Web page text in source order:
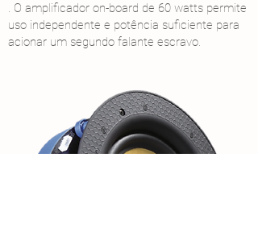
. O amplificador on-board de 60 watts permite
uso independente e potência suficiente para
acionar um segundo falante escravo.